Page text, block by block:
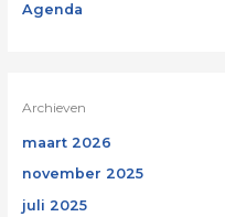
Agenda
Archieven
maart 2026
november 2025
juli 2025